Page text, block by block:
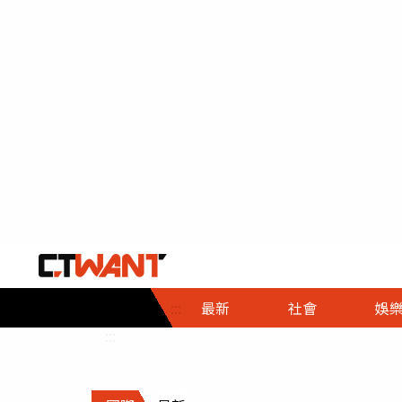
::: 最新 社會
社會首頁
時事
調查
娛樂
娛樂首頁
即時
財經首頁
熱線
政